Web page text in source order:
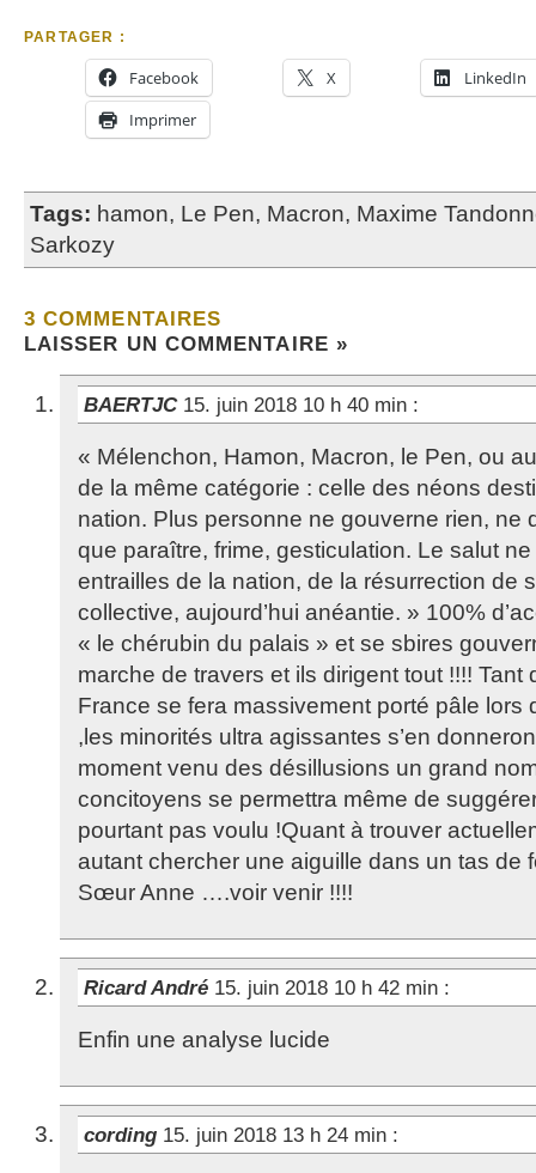
PARTAGER :
Facebook X
LinkedIn
Imprimer
Tags: hamon, Le Pen, Macron, Maxime
Sarkozy
3 COMMENTAIRES
LAISSER UN COMMENTAIRE »
BAERTJC 15. juin 2018 10 h 40 min :
« Mélenchon, Hamon, Macron, le Pen, ou
de la même catégorie : celle des néons
nation. Plus personne ne gouverne rien, ne
que paraître, frime, gesticulation. Le salut
entrailles de la nation, de la résurrection de
collective, aujourd’hui anéantie. » 100%
« le chérubin du palais » et se sbires
marche de travers et ils dirigent tout !!!! Tant
France se fera massivement porté pâle lors
,les minorités ultra agissantes s’en
moment venu des désillusions un grand
concitoyens se permettra même de suggérer
pourtant pas voulu !Quant à trouver
autant chercher une aiguille dans un tas de
Sœur Anne ….voir venir !!!!
Ricard André 15. juin 2018 10 h 42 min :
Enfin une analyse lucide
cording 15. juin 2018 13 h 24 min :